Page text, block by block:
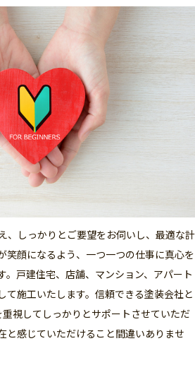
、しっかりとご要望をお伺いし、最適な計
笑顔になるよう、一つ一つの仕事に真心を
。戸建住宅、店舗、マンション、アパート
て施工いたします。信頼できる塗装会社と
視してしっかりとサポートさせていただ
と感じていただけること間違いありませ